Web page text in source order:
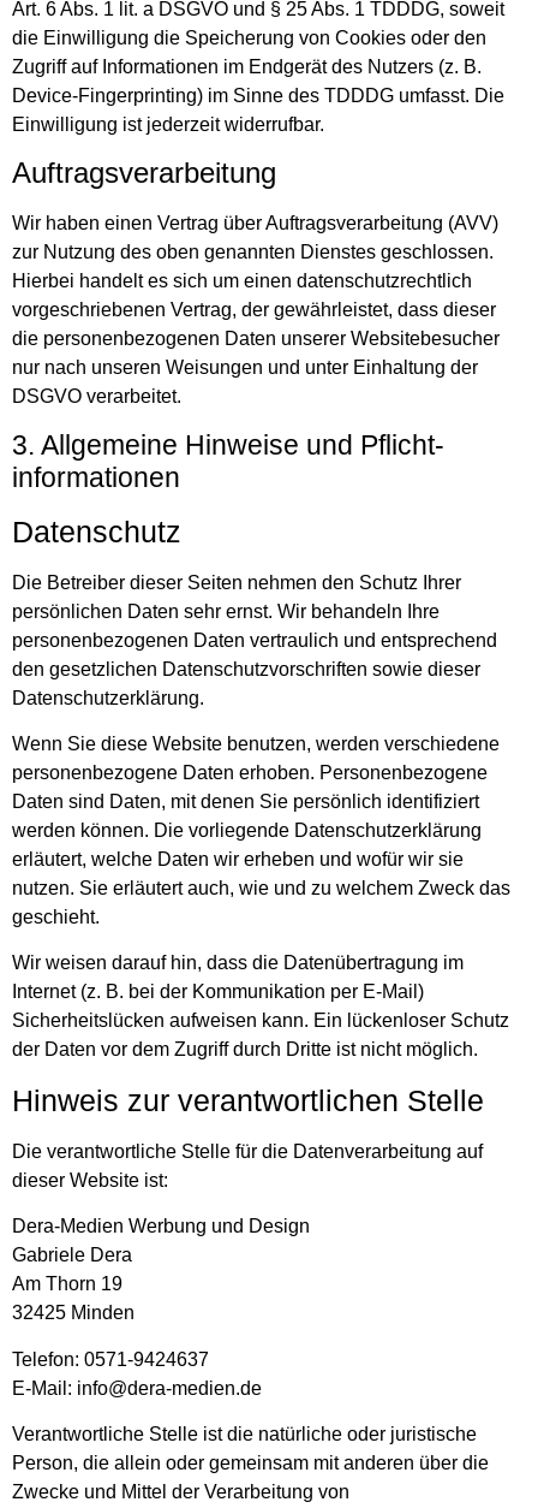
Art. 6 Abs. 1 lit. a DSGVO und § 25 Abs. 1 TDDDG, soweit
die Einwilligung die Speicherung von Cookies oder den
Zugriff auf Informationen im Endgerät des Nutzers (z. B.
Device-Fingerprinting) im Sinne des TDDDG umfasst. Die
Einwilligung ist jederzeit widerrufbar.
Auftragsverarbeitung
Wir haben einen Vertrag über Auftragsverarbeitung (AVV)
zur Nutzung des oben genannten Dienstes geschlossen.
Hierbei handelt es sich um einen datenschutzrechtlich
vorgeschriebenen Vertrag, der gewährleistet, dass dieser
die personenbezogenen Daten unserer Websitebesucher
nur nach unseren Weisungen und unter Einhaltung der
DSGVO verarbeitet.
3. Allgemeine Hinweise und Pflicht­
informationen
Datenschutz
Die Betreiber dieser Seiten nehmen den Schutz Ihrer
persönlichen Daten sehr ernst. Wir behandeln Ihre
personenbezogenen Daten vertraulich und entsprechend
den gesetzlichen Datenschutzvorschriften sowie dieser
Datenschutzerklärung.
Wenn Sie diese Website benutzen, werden verschiedene
personenbezogene Daten erhoben. Personenbezogene
Daten sind Daten, mit denen Sie persönlich identifiziert
werden können. Die vorliegende Datenschutzerklärung
erläutert, welche Daten wir erheben und wofür wir sie
nutzen. Sie erläutert auch, wie und zu welchem Zweck das
geschieht.
Wir weisen darauf hin, dass die Datenübertragung im
Internet (z. B. bei der Kommunikation per E-Mail)
Sicherheitslücken aufweisen kann. Ein lückenloser Schutz
der Daten vor dem Zugriff durch Dritte ist nicht möglich.
Hinweis zur verantwortlichen Stelle
Die verantwortliche Stelle für die Datenverarbeitung auf
dieser Website ist:
Dera-Medien Werbung und Design
Gabriele Dera
Am Thorn 19
32425 Minden
Telefon: 0571-9424637
E-Mail: info@dera-medien.de
Verantwortliche Stelle ist die natürliche oder juristische
Person, die allein oder gemeinsam mit anderen über die
Zwecke und Mittel der Verarbeitung von